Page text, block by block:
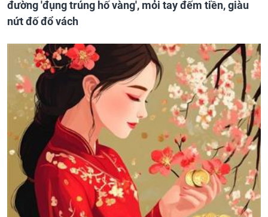
đường 'đụng trúng hố vàng', mỏi tay đếm tiền, giàu
nứt đố đổ vách